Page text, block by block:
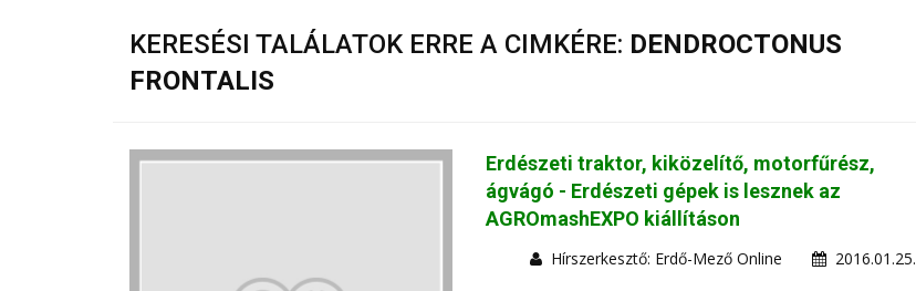
KERESÉSI TALÁLATOK ERRE A CIMKÉRE: DENDROCTONUS
FRONTALIS
Erdészeti traktor, kiközelítő, motorfűrész,
ágvágó - Erdészeti gépek is lesznek az
AGROmashEXPO kiállításon
Hírszerkesztő: Erdő-Mező Online 2016.01.25.